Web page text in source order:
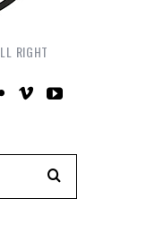
RIGHT